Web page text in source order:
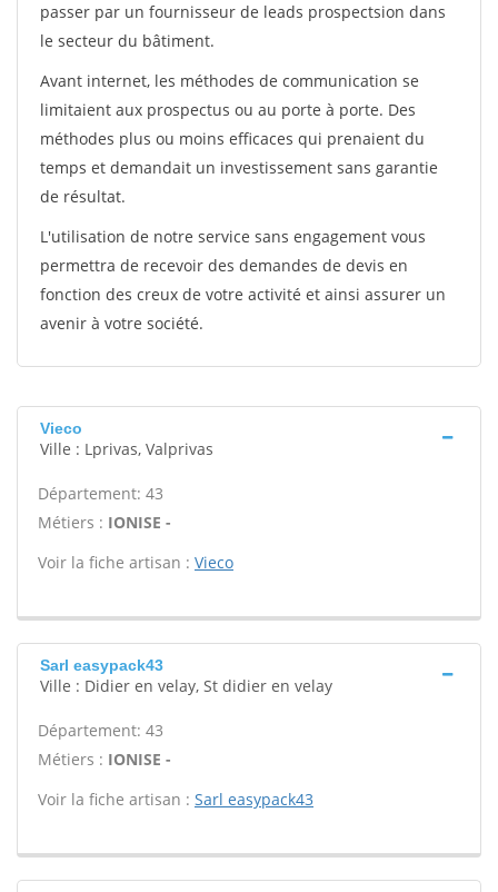
passer par un fournisseur de leads prospectsion dans
le secteur du bâtiment.
Avant internet, les méthodes de communication se
limitaient aux prospectus ou au porte à porte. Des
méthodes plus ou moins efficaces qui prenaient du
temps et demandait un investissement sans garantie
de résultat.
L'utilisation de notre service sans engagement vous
permettra de recevoir des demandes de devis en
fonction des creux de votre activité et ainsi assurer un
avenir à votre société.
Vieco
Ville : Lprivas, Valprivas
Département: 43
Métiers : IONISE -
Voir la fiche artisan : Vieco
Sarl easypack43
Ville : Didier en velay, St didier en velay
Département: 43
Métiers : IONISE -
Voir la fiche artisan : Sarl easypack43